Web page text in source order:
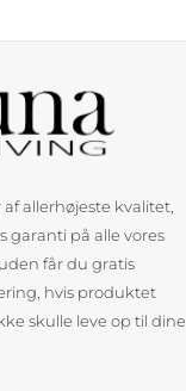
allerhøjeste kvalitet,
garanti på alle vores
får du gratis
hvis produktet
skulle leve op til dine